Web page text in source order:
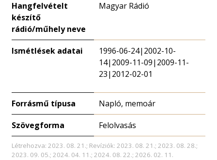
Hangfelvételt
készítő
rádió/műhely neve
Magyar Rádió
Ismétlések adatai
1996-06-24|2002-10-
14|2009-11-09|2009-11-
23|2012-02-01
Forrásmű típusa Napló, memoár
Szövegforma Felolvasás
Létrehozva: 2023. 08. 21.; Revíziók: 2023. 08. 21.; 2023. 08. 28.;
2023. 09. 05.; 2024. 04. 11.; 2024. 08. 22.; 2026. 02. 11.